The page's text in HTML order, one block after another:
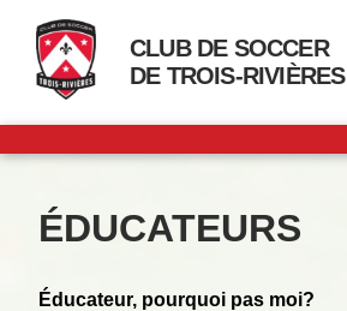
CLUB DE SOCCER
DE TROIS-RIVIÈRES
ÉDUCATEURS
Éducateur, pourquoi pas moi?